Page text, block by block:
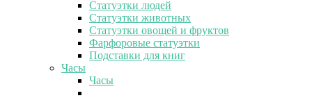
Статуэтки людей
Статуэтки животных
Статуэтки овощей и фруктов
Фарфоровые статуэтки
Подставки для книг
Часы
Часы